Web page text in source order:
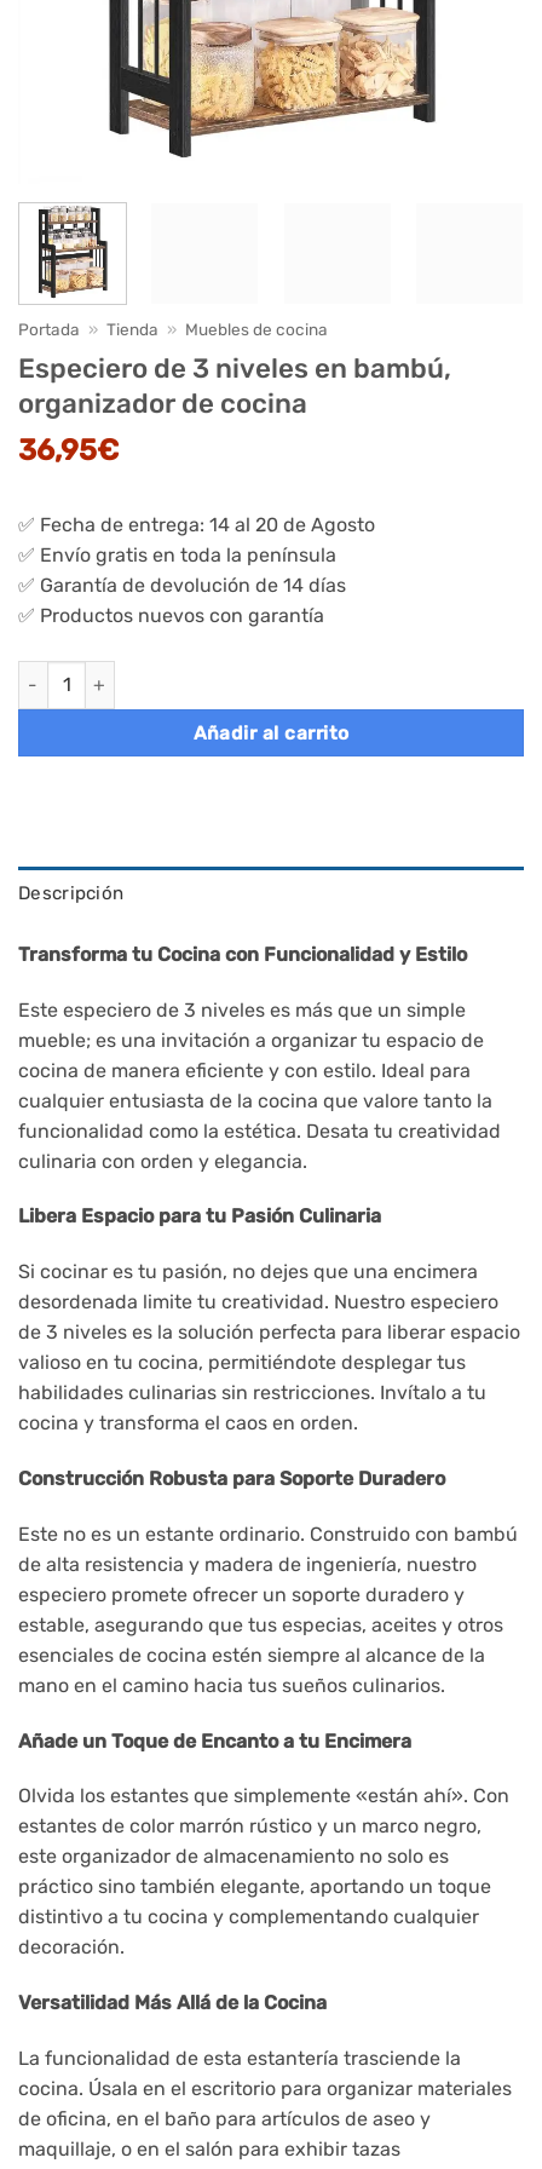
Portada » Tienda » Muebles de cocina
Especiero de 3 niveles en bambú,
organizador de cocina
36,95€
✅ Fecha de entrega: 14 al 20 de Agosto
✅ Envío gratis en toda la península
✅ Garantía de devolución de 14 días
✅ Productos nuevos con garantía
Especiero de 3 niveles en bambú, organizador de cocina
Añadir al carrito
Descripción
Transforma tu Cocina con Funcionalidad y Estilo
Este especiero de 3 niveles es más que un simple
mueble; es una invitación a organizar tu espacio de
cocina de manera eficiente y con estilo. Ideal para
cualquier entusiasta de la cocina que valore tanto la
funcionalidad como la estética. Desata tu creatividad
culinaria con orden y elegancia.
Libera Espacio para tu Pasión Culinaria
Si cocinar es tu pasión, no dejes que una encimera
desordenada limite tu creatividad. Nuestro especiero
de 3 niveles es la solución perfecta para liberar espacio
valioso en tu cocina, permitiéndote desplegar tus
habilidades culinarias sin restricciones. Invítalo a tu
cocina y transforma el caos en orden.
Construcción Robusta para Soporte Duradero
Este no es un estante ordinario. Construido con bambú
de alta resistencia y madera de ingeniería, nuestro
especiero promete ofrecer un soporte duradero y
estable, asegurando que tus especias, aceites y otros
esenciales de cocina estén siempre al alcance de la
mano en el camino hacia tus sueños culinarios.
Añade un Toque de Encanto a tu Encimera
Olvida los estantes que simplemente «están ahí». Con
estantes de color marrón rústico y un marco negro,
este organizador de almacenamiento no solo es
práctico sino también elegante, aportando un toque
distintivo a tu cocina y complementando cualquier
decoración.
Versatilidad Más Allá de la Cocina
La funcionalidad de esta estantería trasciende la
cocina. Úsala en el escritorio para organizar materiales
de oficina, en el baño para artículos de aseo y
maquillaje, o en el salón para exhibir tazas